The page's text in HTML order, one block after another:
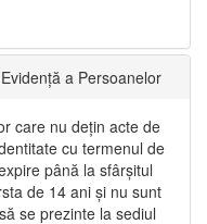
a Persoanelor
care nu dețin acte de
cu termenul de
până la sfârșitul
de 14 ani și nu sunt
se prezinte la sediul